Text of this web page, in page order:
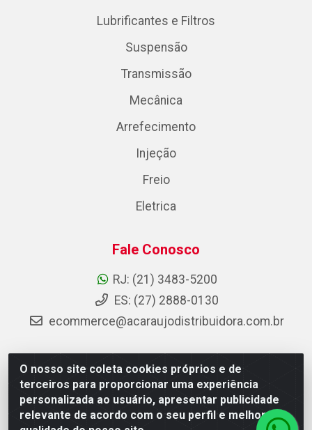
O nosso site coleta cookies próprios e de
terceiros para proporcionar uma experiência
personalizada ao usuário, apresentar publicidade
relevante de acordo com o seu perfil e melhorar a
Lubrificantes e Filtros
Suspensão
Transmissão
Mecânica
Arrefecimento
Injeção
Freio
Eletrica
Fale Conosco
RJ: (21) 3483-5200
ES: (27) 2888-0130
ecommerce@acaraujodistribuidora.com.br
AC Araujo Distribuidora - Rua Carneiro de Campos, 42 -
São Cristóvão, Rio de Janeiro/RJ - CEP 20.920-410 -
CNPJ 08.744.753/0003-85